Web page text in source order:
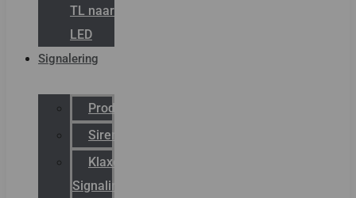
TL naar
LED
Signalering
Productcatalogus
Sirena
Klaxon
Signaling